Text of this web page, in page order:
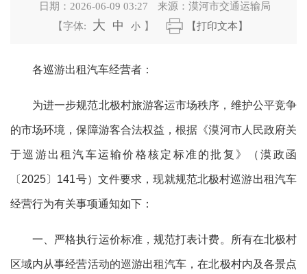
日期： 2026-06-09 03:27 来源： 漠河市交通运输局
【字体:
大 中 小 】 【打印文本】
各巡游出租汽车经营者：
为进一步规范北极村旅游客运市场秩序，维护公平竞争
的市场环境，保障游客合法权益，根据《漠河市人民政府关
于巡游出租汽车运输价格核定标准的批复》（漠政函
〔 2025〕141号）文件要求，现就规范北极村巡游出租汽车
经营行为有关事项通知如下：
一、 严格执行运价标准，规范打表计费。 所有在北极村
区域内从事经营活动的巡游出租汽车，在北极村内及各景点